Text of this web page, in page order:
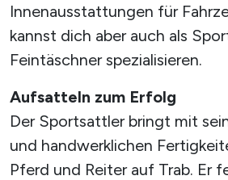
Innenausstattungen für
kannst dich aber auch als
Feintäschner spezialisieren.
Aufsatteln zum Erfolg
Der Sportsattler bringt mit
und handwerklichen
Pferd und Reiter auf Trab. Er